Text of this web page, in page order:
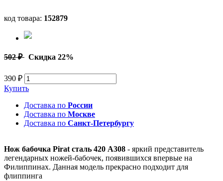
код товара: 152879
502 ₽ Скидка 22%
390 ₽
Купить
Доставка по России
Доставка по Москве
Доставка по Санкт-Петербургу
Нож бабочка Pirat сталь 420 A308 - яркий представитель
легендарных ножей-бабочек, появившихся впервые на
Филиппинах. Данная модель прекрасно подходит для
флиппинга